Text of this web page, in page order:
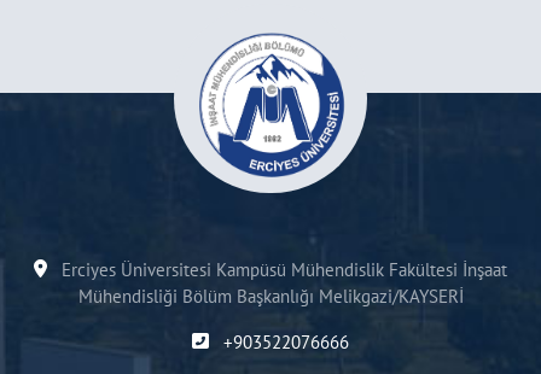
Erciyes Üniversitesi Kampüsü Mühendislik Fakültesi İnşaat
Mühendisliği Bölüm Başkanlığı Melikgazi/KAYSERİ
+903522076666